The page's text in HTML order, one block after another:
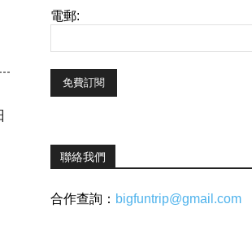
電郵:
聯絡我們
合作查詢： bigfuntrip@gmail.com